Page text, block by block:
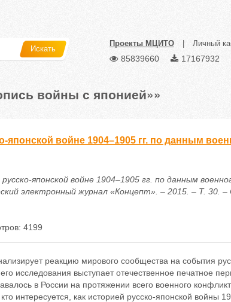
Искать
Проекты МЦИТО Личный
85839660 17167932
войны с японией»»
войне 1904–1905 гг. по данным
японской войне 1904–1905 гг. по данным
электронный журнал «Концепт». – 2015. – Т. 30. –
4199
реакцию мирового сообщества на события
исследования выступает отечественное печатное
в России на протяжении всего военного
интересуется, как историей русско-японской войны